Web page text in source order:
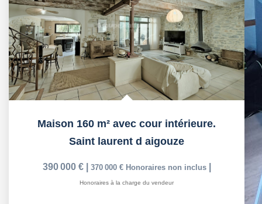
Maison 160 m² avec cour intérieure.
Saint laurent d aigouze
390 000 € 370 000 € Honoraires non inclus
Honoraires à la charge du vendeur